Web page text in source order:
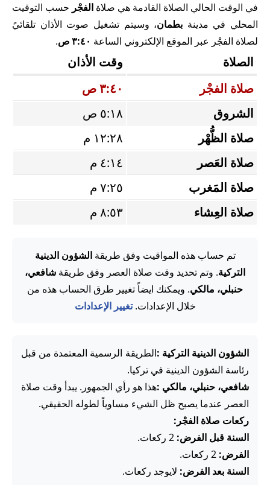
في الوقت الحالي الصلاة القادمة هي صلاة الفجْر حسب التوقيت
المحلي في مدينة بطمان، وسيتم تشغيل صوت الأذان تلقائيً
لصلاة الفجْر عبر الموقع الإلكتروني الساعة ٣:٤٠ ص .
الصلاة
وقت الأذان
صلاة الفجْر
٣:٤٠ ص
الشروق
٥:١٨ ص
صلاة الظُّهْر
١٢:٢٨ م
صلاة العَصر
٤:١٤ م
صلاة المَغرب
٧:٢٥ م
صلاة العِشاء
٨:٥٣ م
تم حساب هذه المواقيت وفق طريقةالشؤون الدينية
التركية. وتم تحديد وقت صلاة العصر وفق طريقة شافعي،
حنبلي، مالكي. ويمكنك ايضاً تغيير طرق الحساب هذه من
خلال الإعدادات.تغيير الإعدادات
الشؤون الدينية التركية :الطريقة الرسمية المعتمدة من قبل
رئاسة الشؤون الدينية في تركيا.
شافعي، حنبلي، مالكي :هذا هو رأي الجمهور. يبدأ وقت صلاة
العصر عندما يصبح ظل الشيء مساوياً لطوله الحقيقي.
ركعات صلاة الفجْر:
السنة قبل الفرض:
الفرض:
السنة بعد الفرض: لايوجد ركعات.